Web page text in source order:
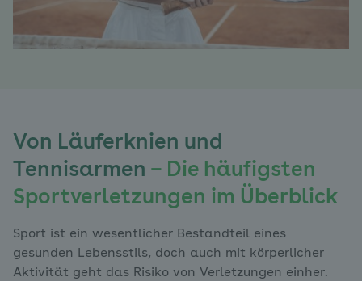
Von Läuferknien und
Tennisarmen – Die häufigsten
Sportverletzungen im Überblick
Sport ist ein wesentlicher Bestandteil eines
gesunden Lebensstils, doch auch mit körperlicher
Aktivität geht das Risiko von Verletzungen einher.